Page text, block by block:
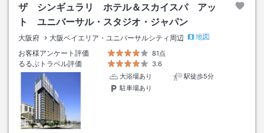
ザ シンギュラリ ホテル＆スカイスパ アッ
ト ユニバーサル・スタジオ・ジャパン
大阪府 大阪ベイエリア・ユニバーサルシティ周辺
地図
お客様アンケート評価
81点
るるぶトラベル評価
3.6
大浴場あり
駅徒歩5分
駐車場あり